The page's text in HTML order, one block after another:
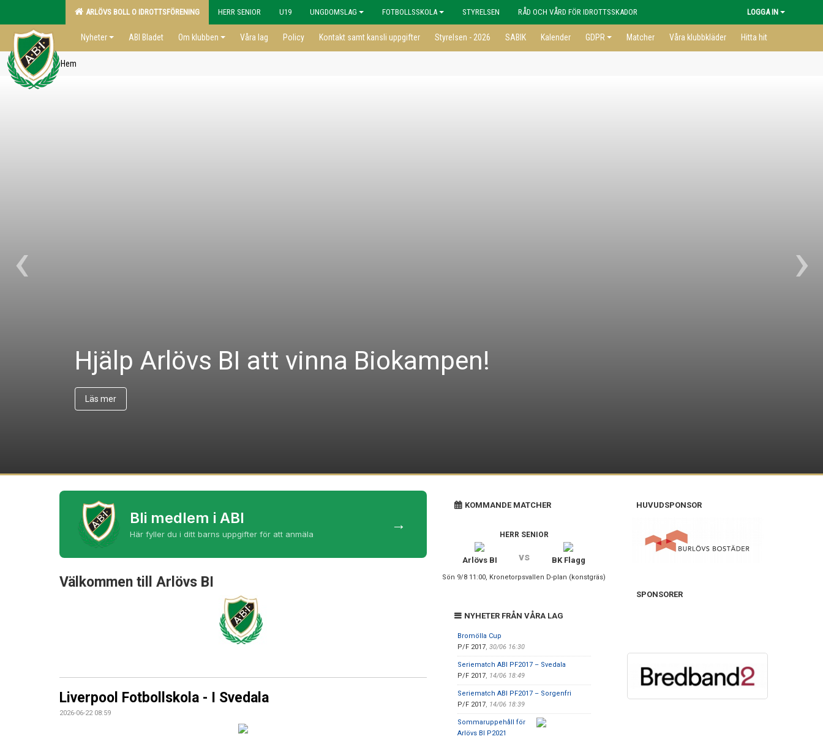
ARLÖVS BOLL O IDROTTSFÖRENING HERR SENIOR U19 UNGDOMSLAG FOTBOLLSSKOLA STYRELSEN RÅD OCH VÅRD FÖR IDROTTSSKADOR LOGGA IN
Nyheter ABI Bladet Om klubben Våra lag Policy Kontakt samt kansli uppgifter Styrelsen - 2026 SABIK Kalender GDPR Matcher Våra klubbkläder Hitta hit
Hem
Hjälp Arlövs BI att vinna Biokampen!
‹ ›
Bli medlem i ABI
Här fyller du i ditt barns uppgifter för att anmäla
→
Välkommen till Arlövs BI
Liverpool Fotbollskola - I Svedala
2026-06-22 08:59
KOMMANDE MATCHER
HERR SENIOR
Arlövs BI vs BK Flagg
Sön 9/8 11:00, Kronetorpsvallen D-plan (konstgräs)
NYHETER FRÅN VÅRA LAG
Bromölla Cup
P/F 2017, 30/06 16:30
Seriematch ABI PF2017 – Svedala
P/F 2017, 14/06 18:49
Seriematch ABI PF2017 – Sorgenfri
P/F 2017, 14/06 18:39
Sommaruppehåll för
Arlövs BI P2021
HUVUDSPONSOR
SPONSORER